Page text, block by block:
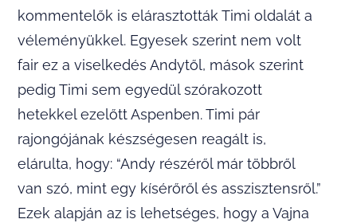
kommentelők is elárasztották Timi oldalát a
véleményükkel. Egyesek szerint nem volt
fair ez a viselkedés Andytől, mások szerint
pedig Timi sem egyedül szórakozott
hetekkel ezelőtt Aspenben. Timi pár
rajongójának készségesen reagált is,
elárulta, hogy: “Andy részéről már többről
van szó, mint egy kísérőről és asszisztensről.”
Ezek alapján az is lehetséges, hogy a Vajna